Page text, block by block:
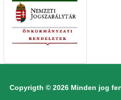
Copyrigth © 2026 Minden jog